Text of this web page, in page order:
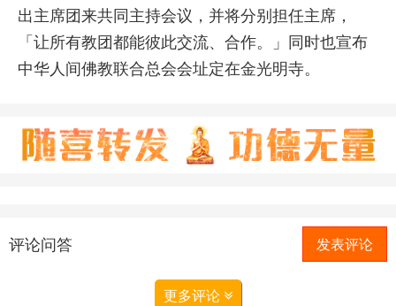
出主席团来共同主持会议，并将分别担任主席，
「让所有教团都能彼此交流、合作。」同时也宣布
中华人间佛教联合总会会址定在金光明寺。
评论问答 发表评论
更多评论